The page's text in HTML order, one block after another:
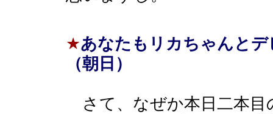
★あなたもリカちゃんと
（朝日）
さて、なぜか本日二本目